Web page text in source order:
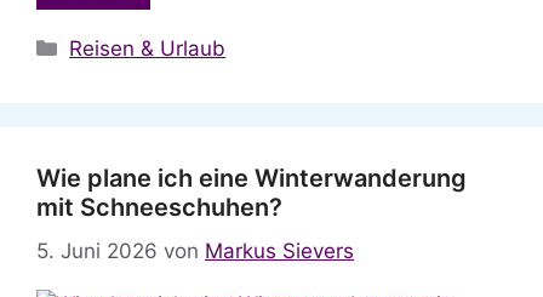
Kategorien
Reisen & Urlaub
Wie plane ich eine Winterwanderung
mit Schneeschuhen?
5. Juni 2026 von Markus Sievers